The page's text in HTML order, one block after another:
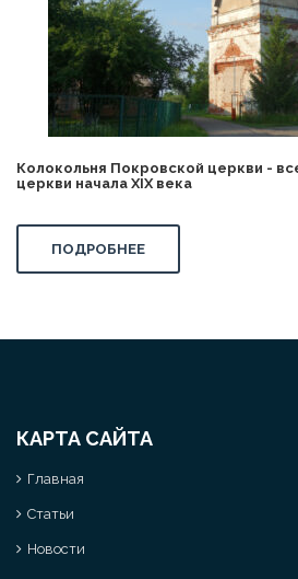
Колокольня Покровской церкви -
церкви начала XIX века
ПОДРОБНЕЕ
КАРТА САЙТА
Главная
Статьи
Новости